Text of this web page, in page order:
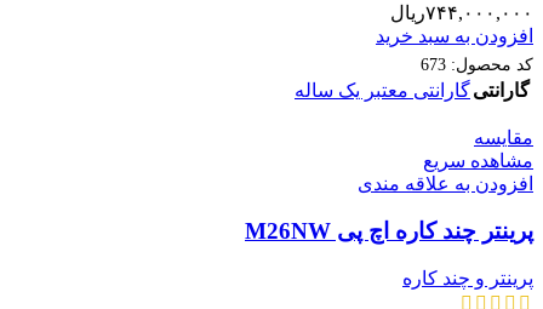
۷۴۴,۰۰۰,۰۰۰ریال
افزودن به سبد خرید
کد محصول: 673
گارانتیگارانتی معتبر یک ساله
مقایسه
مشاهده سریع
افزودن به علاقه مندی
پرینتر چند کاره اچ پی M26NW
پرینتر و چند کاره